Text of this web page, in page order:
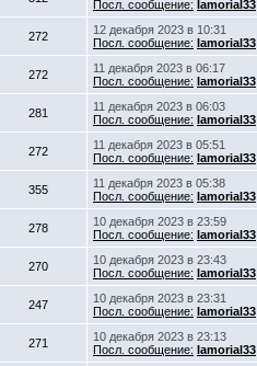
Посл. сообщение: Iamorial33
272
12 декабря 2023 в 10:31
Посл. сообщение: Iamorial33
272
11 декабря 2023 в 06:17
Посл. сообщение: Iamorial33
281
11 декабря 2023 в 06:03
Посл. сообщение: Iamorial33
272
11 декабря 2023 в 05:51
Посл. сообщение: Iamorial33
355
11 декабря 2023 в 05:38
Посл. сообщение: Iamorial33
278
10 декабря 2023 в 23:59
Посл. сообщение: Iamorial33
270
10 декабря 2023 в 23:43
Посл. сообщение: Iamorial33
247
10 декабря 2023 в 23:31
Посл. сообщение: Iamorial33
271
10 декабря 2023 в 23:13
Посл. сообщение: Iamorial33